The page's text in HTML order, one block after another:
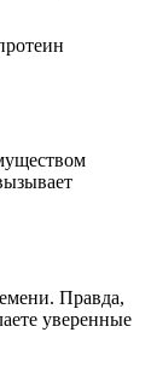
Правда,
уверенные